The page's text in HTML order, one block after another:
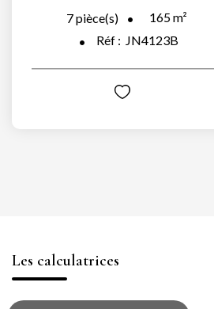
7pièce(s) 165m²
Réf : JN4123B
Les calculatrices